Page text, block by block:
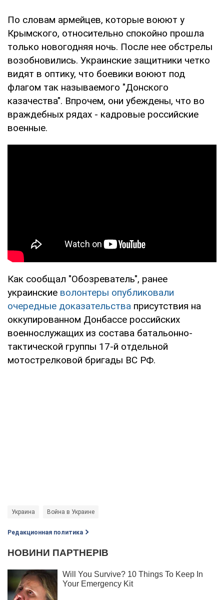
По словам армейцев, которые воюют у
Крымского, относительно спокойно прошла
только новогодняя ночь. После нее обстрелы
возобновились. Украинские защитники четко
видят в оптику, что боевики воюют под
флагом так называемого "Донского
казачества". Впрочем, они убеждены, что во
враждебных рядах - кадровые российские
военные.
Как сообщал "Обозреватель", ранее
украинские волонтеры опубликовали
очередные доказательства присутствия на
оккупированном Донбассе российских
военнослужащих из состава батальонно-
тактической группы 17-й отдельной
мотострелковой бригады ВС РФ.
Украина Война в Украине
Редакционная политика